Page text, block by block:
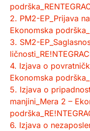
2. PM2-EP_Prijava
Ekonomska
3. SM2-
4. Izjava o
Ekonomska
5. Izjava o
manjini_Mera 2 –
6. Izjava o